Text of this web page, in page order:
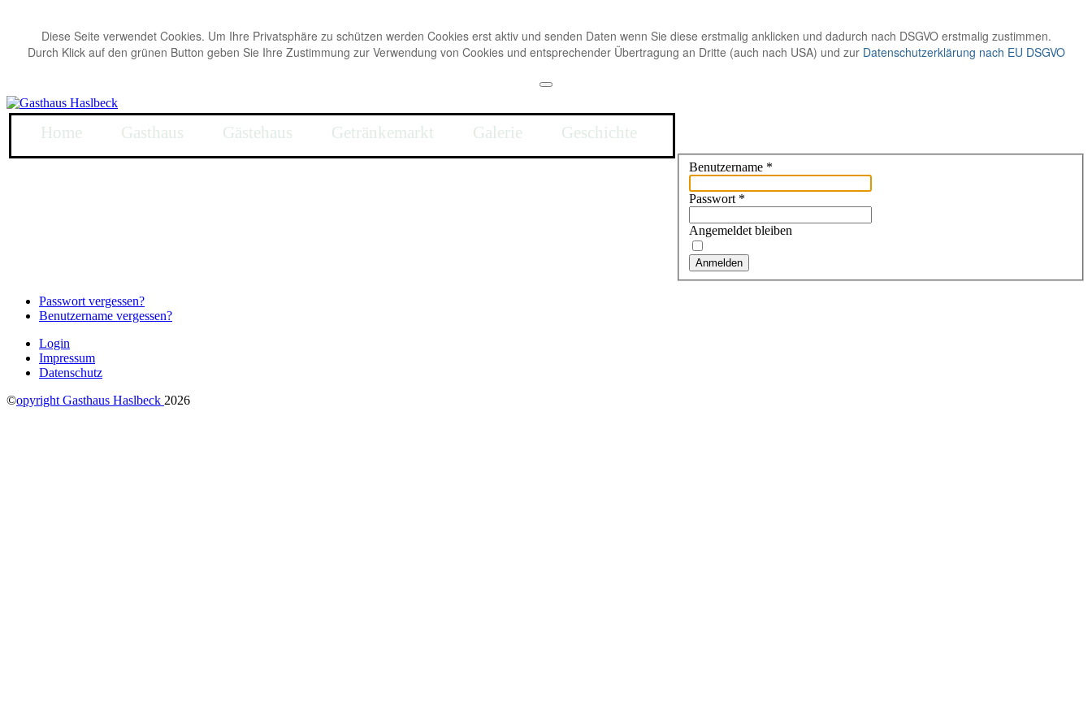
Diese Seite verwendet Cookies. Um Ihre Privatsphäre zu schützen werden Cookies erst aktiv und senden Daten wenn Sie diese erstmalig anklicken und dadurch nach DSGVO erstmalig zustimmen.
Durch Klick auf den grünen Button geben Sie Ihre Zustimmung zur Verwendung von Cookies und entsprechender Übertragung an Dritte (auch nach USA) und zur Datenschutzerklärung nach EU DSGVO
Home Gasthaus Gästehaus Getränkemarkt Galerie Geschichte
Benutzername *
Passwort *
Angemeldet bleiben
Anmelden
Passwort vergessen?
Benutzername vergessen?
Login
Impressum
Datenschutz
©opyright Gasthaus Haslbeck 2026